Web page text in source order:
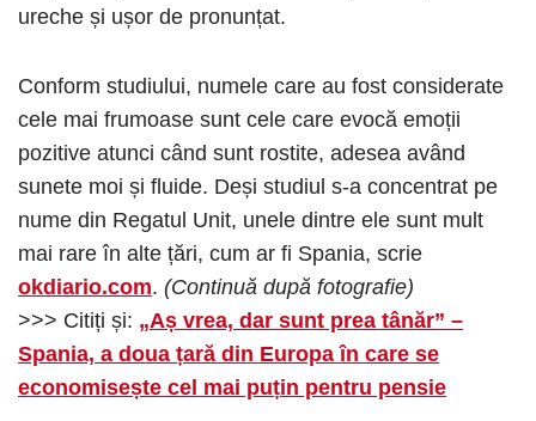
ureche și ușor de pronunțat.
Conform studiului, numele care au fost considerate
cele mai frumoase sunt cele care evocă emoții
pozitive atunci când sunt rostite, adesea având
sunete moi și fluide. Deși studiul s-a concentrat pe
nume din Regatul Unit, unele dintre ele sunt mult
mai rare în alte țări, cum ar fi Spania, scrie
okdiario.com. (Continuă după fotografie)
>>> Citiți și: „Aș vrea, dar sunt prea tânăr” –
Spania, a doua țară din Europa în care se
economisește cel mai puțin pentru pensie